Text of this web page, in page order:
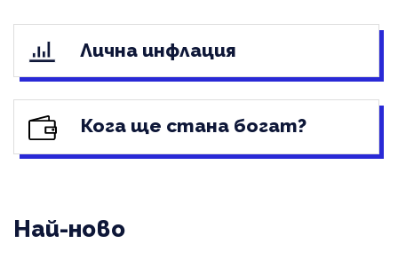
Лична инфлация
Кога ще стана богат?
Най-ново